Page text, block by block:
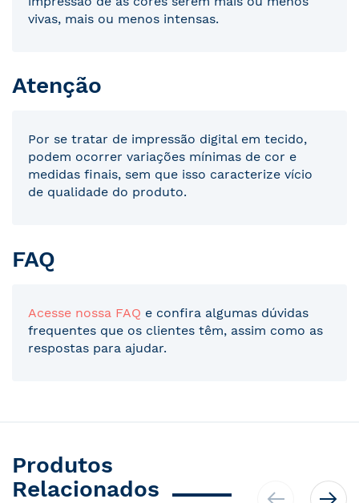
vivas, mais ou menos intensas.
Atenção
Por se tratar de impressão digital em tecido,
podem ocorrer variações mínimas de cor e
medidas finais, sem que isso caracterize vício
de qualidade do produto.
FAQ
Acesse nossa FAQ e confira algumas dúvidas
frequentes que os clientes têm, assim como as
respostas para ajudar.
Produtos
Relacionados